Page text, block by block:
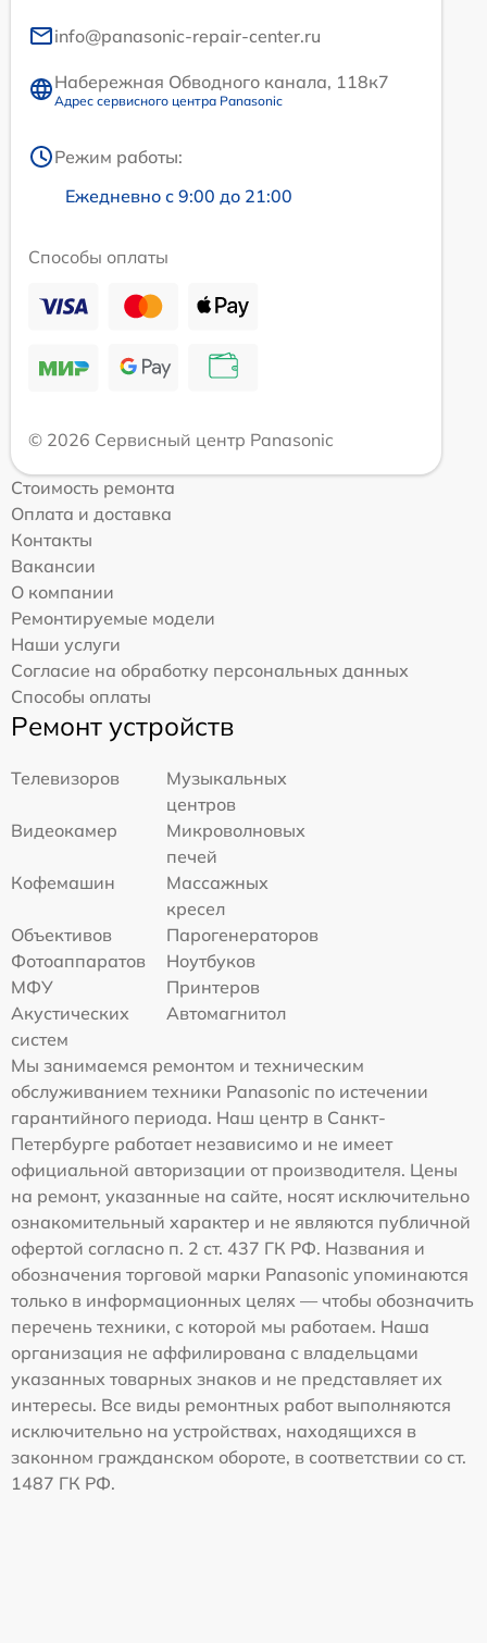
info@panasonic-repair-center.ru
Набережная Обводного канала, 118к7
Адрес сервисного центра Panasonic
Режим работы:
Ежедневно с 9:00 до 21:00
Способы оплаты
© 2026 Сервисный центр Panasonic
Стоимость ремонта
Оплата и доставка
Контакты
Вакансии
О компании
Ремонтируемые модели
Наши услуги
Согласие на обработку персональных данных
Способы оплаты
Ремонт устройств
Телевизоров
Музыкальных
центров
Видеокамер
Микроволновых
печей
Кофемашин
Массажных
кресел
Объективов
Парогенераторов
Фотоаппаратов
Ноутбуков
МФУ
Принтеров
Акустических
систем
Автомагнитол
Мы занимаемся ремонтом и техническим
обслуживанием техники Panasonic по истечении
гарантийного периода. Наш центр в Санкт-
Петербурге работает независимо и не имеет
официальной авторизации от производителя. Цены
на ремонт, указанные на сайте, носят исключительно
ознакомительный характер и не являются публичной
офертой согласно п. 2 ст. 437 ГК РФ. Названия и
обозначения торговой марки Panasonic упоминаются
только в информационных целях — чтобы обозначить
перечень техники, с которой мы работаем. Наша
организация не аффилирована с владельцами
указанных товарных знаков и не представляет их
интересы. Все виды ремонтных работ выполняются
исключительно на устройствах, находящихся в
законном гражданском обороте, в соответствии со ст.
1487 ГК РФ.